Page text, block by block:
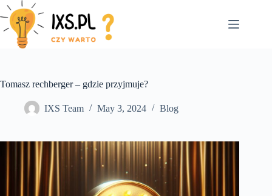
Skip
to
content
Tomasz rechberger – gdzie przyjmuje?
IXS Team May 3, 2024 Blog